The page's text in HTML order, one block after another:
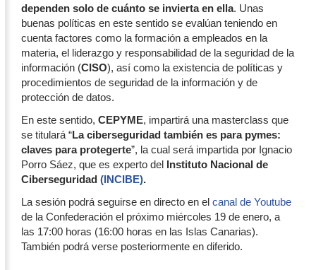
dependen solo de cuánto se invierta en ella. Unas
buenas políticas en este sentido se evalúan teniendo en
cuenta factores como la formación a empleados en la
materia, el liderazgo y responsabilidad de la seguridad de la
información (CISO), así como la existencia de políticas y
procedimientos de seguridad de la información y de
protección de datos.
En este sentido, CEPYME, impartirá una masterclass que
se titulará “La ciberseguridad también es para pymes:
claves para protegerte”, la cual será impartida por Ignacio
Porro Sáez, que es experto del Instituto Nacional de
Ciberseguridad (INCIBE).
La sesión podrá seguirse en directo en el canal de Youtube
de la Confederación el próximo miércoles 19 de enero, a
las 17:00 horas (16:00 horas en las Islas Canarias).
También podrá verse posteriormente en diferido.